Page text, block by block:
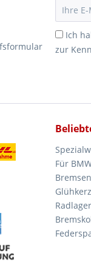
Ich
zur
Für